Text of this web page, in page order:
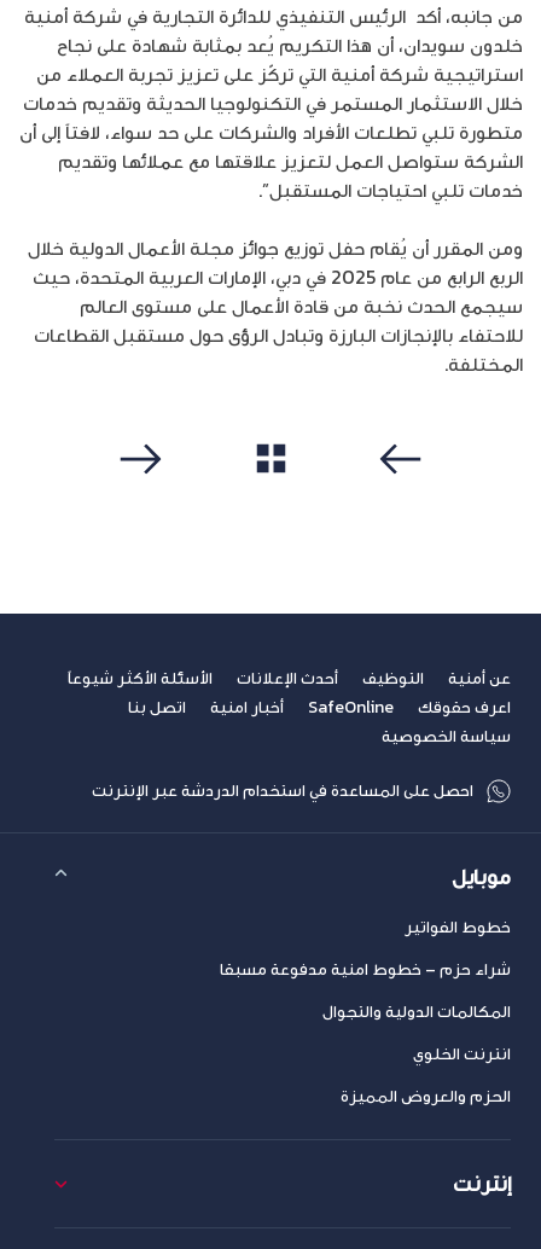
من جانبه، أكد الرئيس التنفيذي للدائرة التجارية في شركة أمنية
خلدون سويدان، أن هذا التكريم يُعد بمثابة شهادة على نجاح
استراتيجية شركة أمنية التي تركّز على تعزيز تجربة العملاء من
خلال الاستثمار المستمر في التكنولوجيا الحديثة وتقديم خدمات
متطورة تلبي تطلعات الأفراد والشركات على حد سواء، لافتاً إلى أن
الشركة ستواصل العمل لتعزيز علاقتها مع عملائها وتقديم
خدمات تلبي احتياجات المستقبل”.
ومن المقرر أن يُقام حفل توزيع جوائز مجلة الأعمال الدولية خلال
الربع الرابع من عام 2025 في دبي، الإمارات العربية المتحدة، حيث
سيجمع الحدث نخبة من قادة الأعمال على مستوى العالم
للاحتفاء بالإنجازات البارزة وتبادل الرؤى حول مستقبل القطاعات
المختلفة.
عن أمنية التوظيف أحدث الإعلانات
الأسئلة الأكثر شيوعاً
اعرف حقوقك
SafeOnline أخبار امنية
اتصل بنا
سياسة الخصوصية
احصل على المساعدة في استخدام الدردشة عبر الإنترنت
موبايل
خطوط الفواتير
شراء حزم – خطوط امنية مدفوعة مسبقا
المكالمات الدولية والتجوال
انترنت الخلوي
الحزم والعروض المميزة
إنترنت